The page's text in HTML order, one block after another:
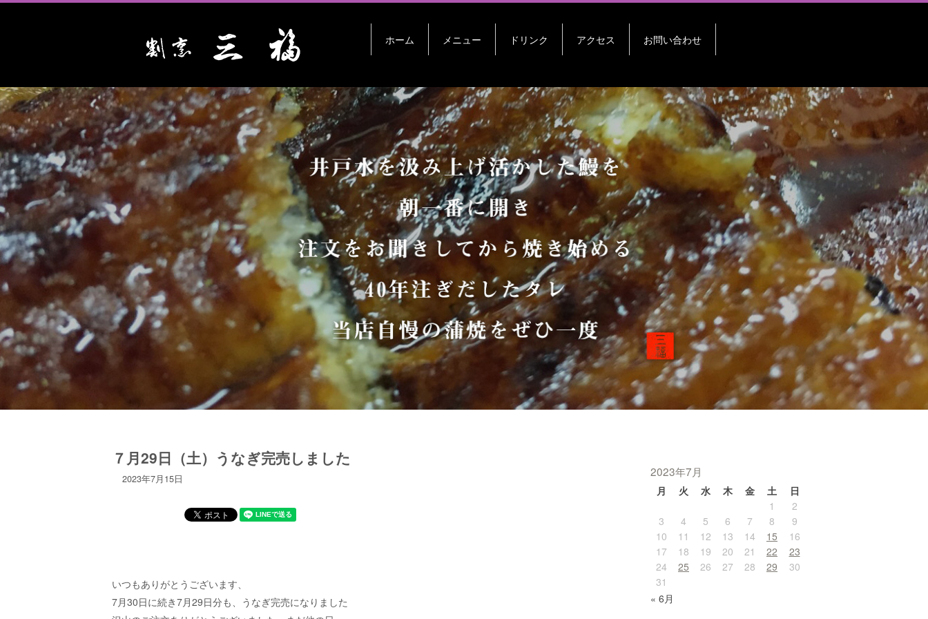
ホーム メニュー ドリンク アクセス お問い合わせ
７月29日（土）うなぎ完売しました
2023年7月15日
いつもありがとうございます、
7月30日に続き7月29日分も、うなぎ完売になりました
2023年7月
月 火 水 木 金 土
日
1
2
3
4 5 6 7 8
9
10
11 12 13 14 15
16
17
18 19 20 21 22
23
24
25 26 27 28 29
30
31
« 6月